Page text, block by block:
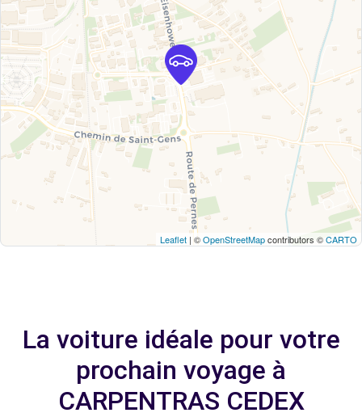
Leaflet | ©OpenStreetMapcontributors ©CARTO
La voiture idéale pour votre
prochain voyage à
CARPENTRAS CEDEX